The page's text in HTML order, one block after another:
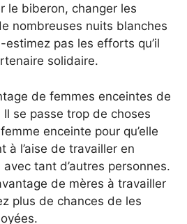
le biberon, changer les
nombreuses nuits blanches
pas les efforts qu’il
solidaire.
de femmes enceintes de
se passe trop de choses
enceinte pour qu’elle
à l’aise de travailler en
tant d’autres personnes.
de mères à travailler
plus de chances de les